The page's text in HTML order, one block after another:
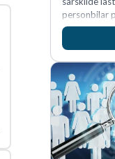
personbilar
man
den största
Lastvagnar
orter i södra